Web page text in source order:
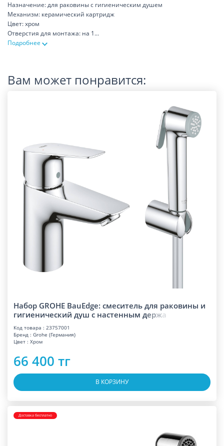
Назначение: для раковины с гигиеническим душем
Механизм: керамический картридж
Цвет: хром
Отверстия для монтажа: на 1...
Подробнее
Вам может понравится:
Набор GROHE BauEdge: смеситель для раковины и
гигиенический душ с настенным держа
Код товара : 23757001
Бренд : Grohe (Германия)
Цвет : Хром
66 400 тг
В КОРЗИНУ
Доставка бесплатно